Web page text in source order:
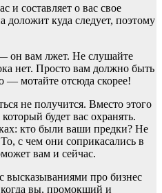
и составляет о вас свое
куда следует, поэтому
он вам лжет. Не слушайте
нет. Просто вам должно быть
― мотайте отсюда скорее!
не получится. Вместо этого
будет вас охранять.
кто были ваши предки? Не
с чем они соприкасались в
вам и сейчас.
высказываниями про бизнес
вы, промокший и